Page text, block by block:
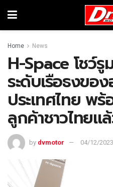
Home News
H-Space โชว์
ระดับเรือธงขอ
ประเทศไทย พ
ลูกค้าชาวไทยแ
by dvmotor 04/12/2023